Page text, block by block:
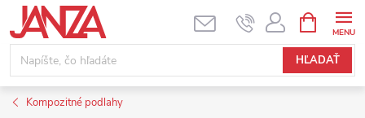
Prejsť na obsah
HĽADAŤ
Kompozitné podlahy